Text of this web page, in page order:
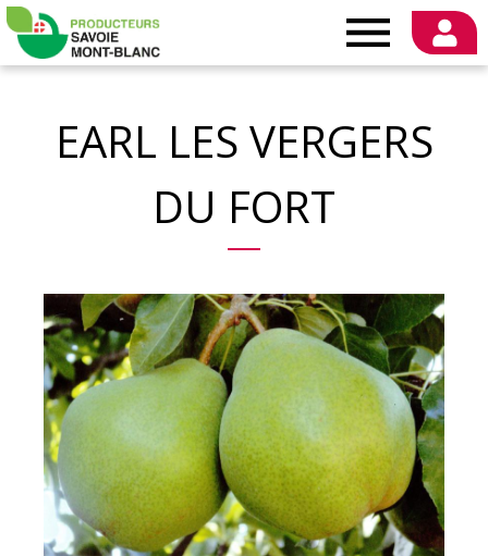
Mont-
Blanc
EARL LES VERGERS
DU FORT